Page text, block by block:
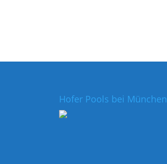
Hofer Pools bei München